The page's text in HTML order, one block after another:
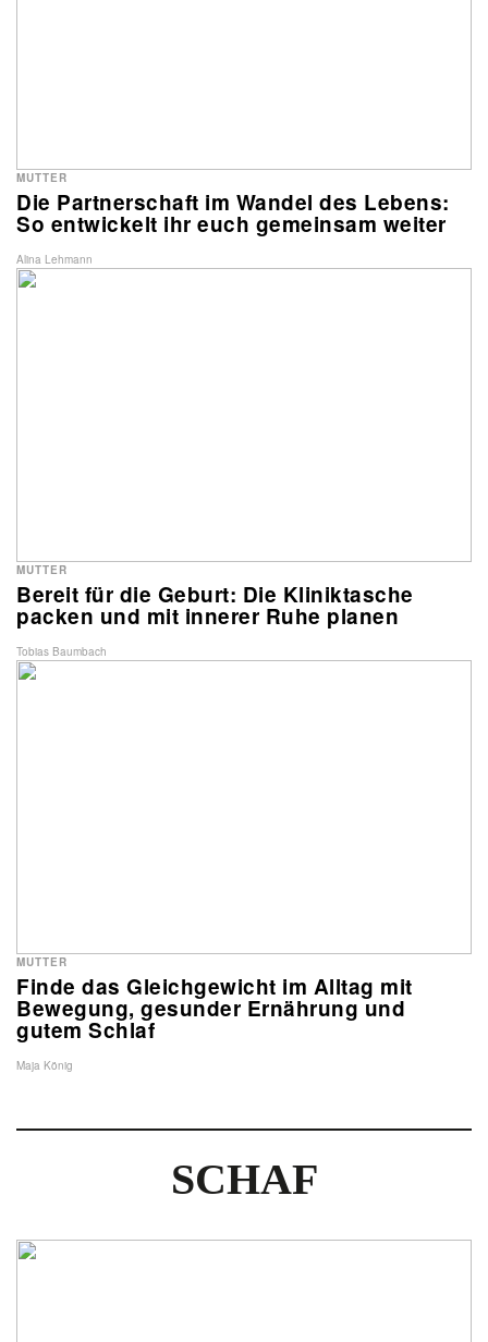
Die Partnerschaft im Wandel des Lebens:
So entwickelt ihr euch gemeinsam weiter
MUTTER
Alina Lehmann
Bereit für die Geburt: Die Kliniktasche
packen und mit innerer Ruhe planen
MUTTER
Tobias Baumbach
Finde das Gleichgewicht im Alltag mit
Bewegung, gesunder Ernährung und
gutem Schlaf
MUTTER
Maja König
SCHAF